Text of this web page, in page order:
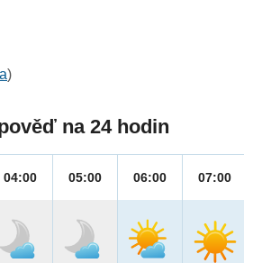
)
na 24 hodin
04:00 05:00 06:00 07:00